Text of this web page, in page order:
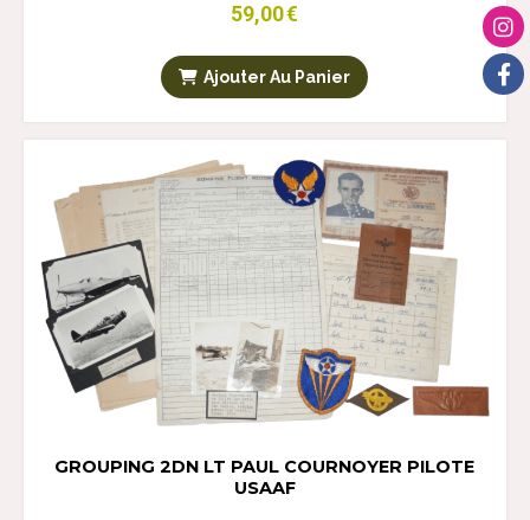
59,00€
Ajouter Au Panier
GROUPING 2DN LT PAUL COURNOYER PILOTE
USAAF